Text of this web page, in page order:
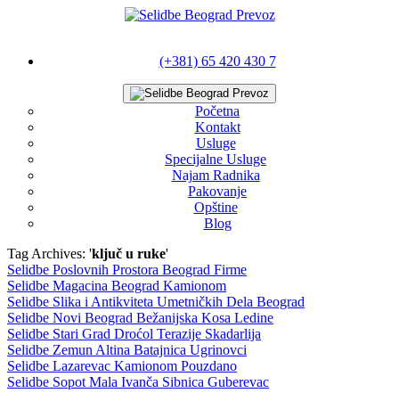
(+381) 65 420 430 7
Početna
Kontakt
Usluge
Specijalne Usluge
Najam Radnika
Pakovanje
Opštine
Blog
Tag Archives: 'ključ u ruke'
Selidbe Poslovnih Prostora Beograd Firme
Selidbe Magacina Beograd Kamionom
Selidbe Slika i Antikviteta Umetničkih Dela Beograd
Selidbe Novi Beograd Bežanijska Kosa Ledine
Selidbe Stari Grad Droćol Terazije Skadarlija
Selidbe Zemun Altina Batajnica Ugrinovci
Selidbe Lazarevac Kamionom Pouzdano
Selidbe Sopot Mala Ivanča Sibnica Guberevac